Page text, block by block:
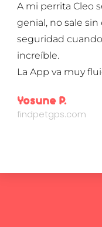
A mi perrita Cleo
genial, no sale sin
seguridad
increíble.
La App va muy
Yosune P.
findpetgps.com